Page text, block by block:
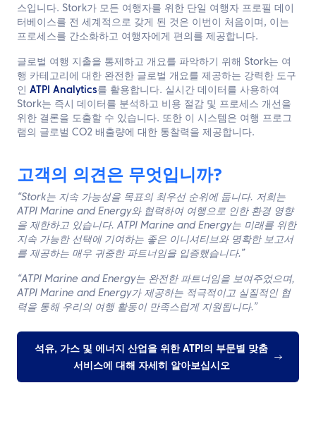
스입니다. Stork가 모든 여행자를 위한 단일 여행자 프로필 데이
터베이스를 전 세계적으로 갖게 된 것은 이번이 처음이며, 이는
프로세스를 간소화하고 여행자에게 편의를 제공합니다.
글로벌 여행 지출을 통제하고 개요를 파악하기 위해 Stork는 여
행 카테고리에 대한 완전한 글로벌 개요를 제공하는 강력한 도구
인 ATPI Analytics를 활용합니다. 실시간 데이터를 사용하여
Stork는 즉시 데이터를 분석하고 비용 절감 및 프로세스 개선을
위한 결론을 도출할 수 있습니다. 또한 이 시스템은 여행 프로그
램의 글로벌 CO2 배출량에 대한 통찰력을 제공합니다.
고객의 의견은 무엇입니까?
“Stork는 지속 가능성을 목표의 최우선 순위에 둡니다. 저희는
ATPI Marine and Energy와 협력하여 여행으로 인한 환경 영향
을 제한하고 있습니다. ATPI Marine and Energy는 미래를 위한
지속 가능한 선택에 기여하는 좋은 이니셔티브와 명확한 보고서
를 제공하는 매우 귀중한 파트너임을 입증했습니다.”
“ATPI Marine and Energy는 완전한 파트너임을 보여주었으며,
ATPI Marine and Energy가 제공하는 적극적이고 실질적인 협
력을 통해 우리의 여행 활동이 만족스럽게 지원됩니다.”
석유, 가스 및 에너지 산업을 위한 ATPI의 부문별 맞춤
서비스에 대해 자세히 알아보십시오